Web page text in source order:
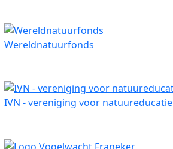
Wereldnatuurfonds
IVN - vereniging voor natuureducatie